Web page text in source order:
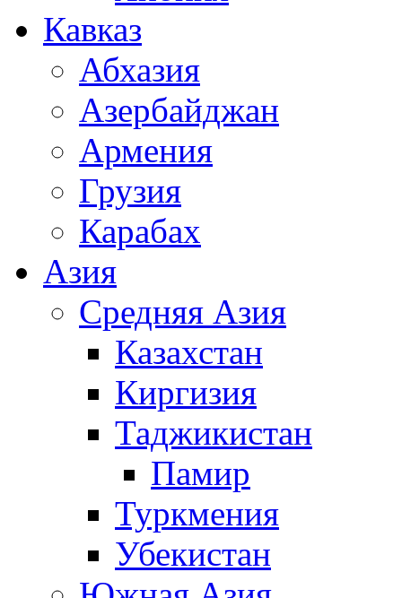
Кавказ
Абхазия
Азербайджан
Армения
Грузия
Карабах
Азия
Средняя Азия
Казахстан
Киргизия
Таджикистан
Памир
Туркмения
Убекистан